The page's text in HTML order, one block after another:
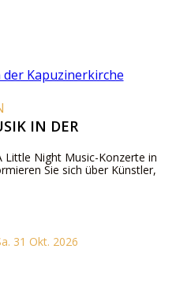
IN DER
Little Night Music-Konzerte in
Sie sich über Künstler,
31 Okt. 2026